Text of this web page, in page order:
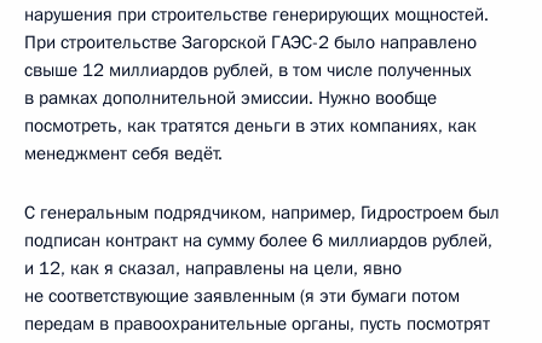
нарушения при строительстве генерирующих мощностей.
При строительстве Загорской ГАЭС-2 было направлено
свыше 12 миллиардов рублей, в том числе полученных
в рамках дополнительной эмиссии. Нужно вообще
посмотреть, как тратятся деньги в этих компаниях, как
менеджмент себя ведёт.
С генеральным подрядчиком, например, Гидростроем был
подписан контракт на сумму более 6 миллиардов рублей,
и 12, как я сказал, направлены на цели, явно
не соответствующие заявленным (я эти бумаги потом
передам в правоохранительные органы, пусть посмотрят